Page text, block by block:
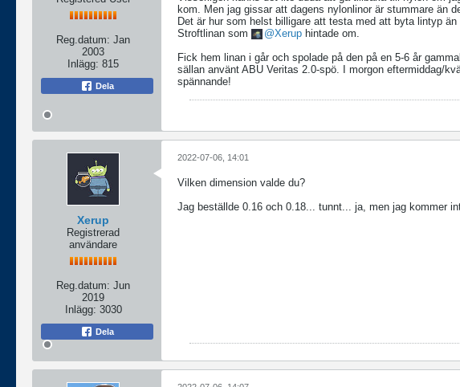
Reg.datum: Jan
2003
Inlägg: 815
Dela
kom. Men jag gissar att dagens nylonlinor är stummare än
Det är hur som helst billigare att testa med att byta lintyp
Stroftlinan som
Xerup hintade om.
Fick hem linan i går och spolade på den på en 5-6 år
sällan använt ABU Veritas 2.0-spö. I morgon eftermiddag/
spännande!
Xerup
Registrerad
användare
Reg.datum: Jun
2019
Inlägg: 3030
Dela
2022-07-06, 14:01
Vilken dimension valde du?
Jag beställde 0.16 och 0.18... tunnt... ja, men jag kommer